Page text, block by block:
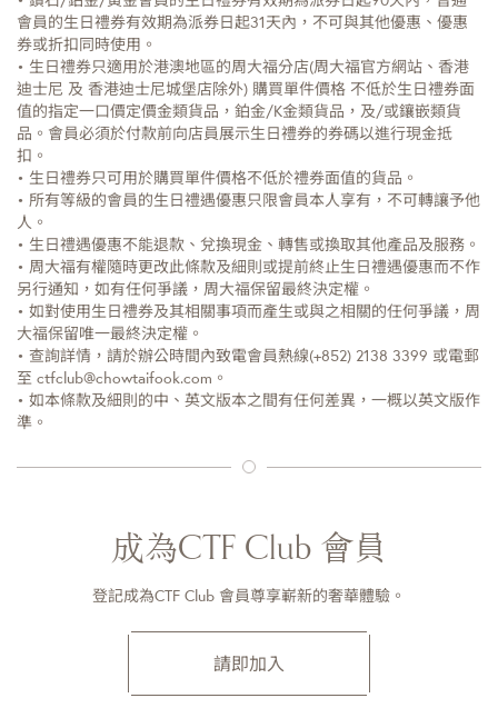
會員的生日禮券有效期為派券日起31天內，不可與其他優惠、優惠
券或折扣同時使用。
• 生日禮券只適用於港澳地區的周大福分店(周大福官方網站、香港
迪士尼 及 香港迪士尼城堡店除外) 購買單件價格 不低於生日禮券面
值的指定一口價定價金類貨品，鉑金/K金類貨品，及/或鑲嵌類貨
品。會員必須於付款前向店員展示生日禮券的券碼以進行現金抵
扣。
• 生日禮券只可用於購買單件價格不低於禮券面值的貨品。
• 所有等級的會員的生日禮遇優惠只限會員本人享有，不可轉讓予他
人。
• 生日禮遇優惠不能退款、兌換現金、轉售或換取其他產品及服務。
• 周大福有權隨時更改此條款及細則或提前終止生日禮遇優惠而不作
另行通知，如有任何爭議，周大福保留最終決定權。
• 如對使用生日禮券及其相關事項而產生或與之相關的任何爭議，周
大福保留唯一最終決定權。
• 查詢詳情，請於辦公時間內致電會員熱線(+852) 2138 3399 或電郵
至 ctfclub@chowtaifook.com。
• 如本條款及細則的中、英文版本之間有任何差異，一概以英文版作
準。
成為CTF Club 會員
登記成為CTF Club 會員尊享嶄新的奢華體驗。
請即加入